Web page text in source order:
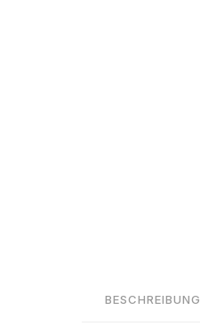
BESCHREIBUNG